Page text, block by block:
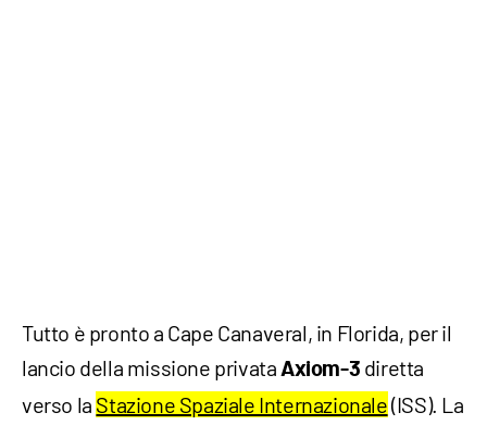
Tutto è pronto a Cape Canaveral, in Florida, per il
lancio della missione privata Axiom-3 diretta
verso la Stazione Spaziale Internazionale(ISS). La